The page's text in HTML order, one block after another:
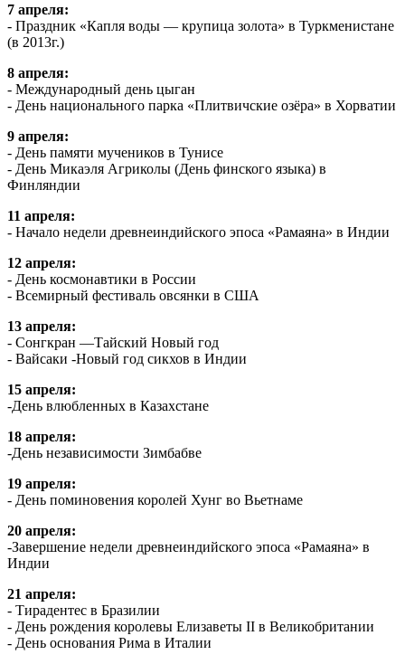
7 апреля:
- Праздник «Капля воды — крупица золота» в Туркменистане
(в 2013г.)
8 апреля:
- Международный день цыган
- День национального парка «Плитвичские озёра» в Хорватии
9 апреля:
- День памяти мучеников в Тунисе
- День Микаэля Агриколы (День финского языка) в
Финляндии
11 апреля:
- Начало недели древнеиндийского эпоса «Рамаяна» в Индии
12 апреля:
- День космонавтики в России
- Всемирный фестиваль овсянки в США
13 апреля:
- Сонгкран —Тайский Новый год
- Вайсаки -Новый год сикхов в Индии
15 апреля:
-День влюбленных в Казахстане
18 апреля:
-День независимости Зимбабве
19 апреля:
- День поминовения королей Хунг во Вьетнаме
20 апреля:
-Завершение недели древнеиндийского эпоса «Рамаяна» в
Индии
21 апреля:
- Тирадентес в Бразилии
- День рождения королевы Елизаветы II в Великобритании
- День основания Рима в Италии